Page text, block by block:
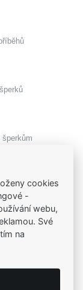
cookies
-
webu,
Své
na